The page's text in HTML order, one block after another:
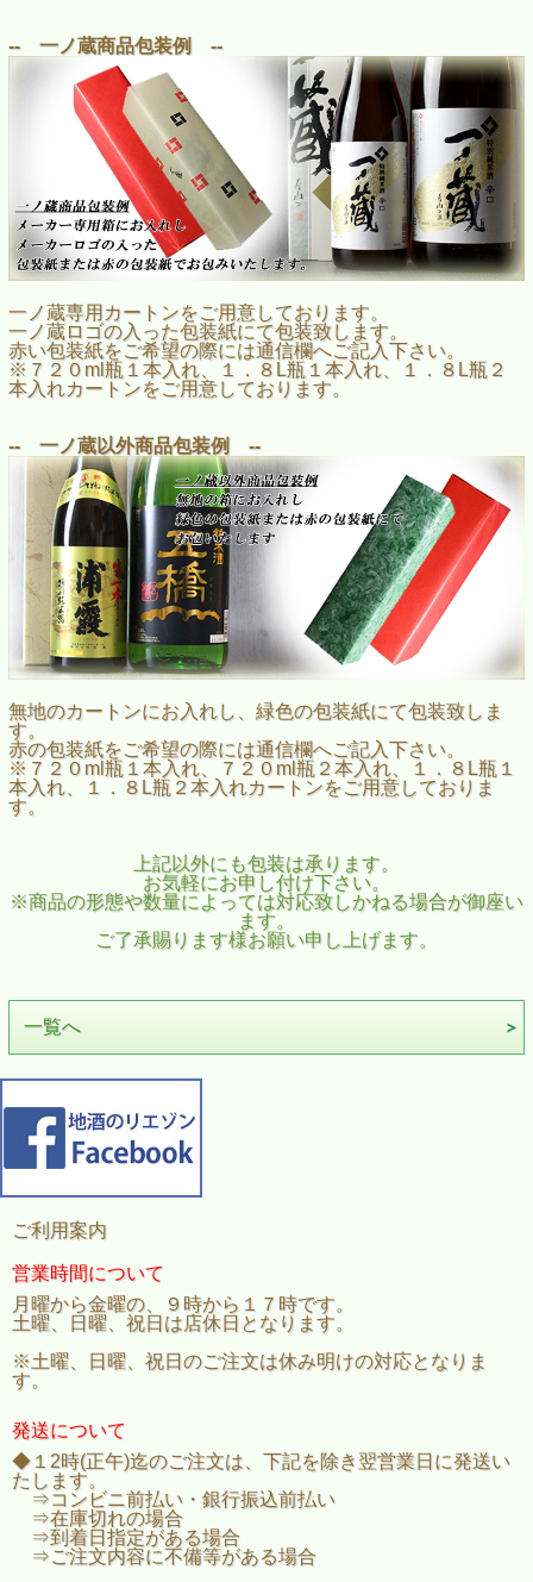
-- 一ノ蔵商品包装例 --
一ノ蔵専用カートンをご用意しております。
一ノ蔵ロゴの入った包装紙にて包装致します。
赤い包装紙をご希望の際には通信欄へご記入下さい。
※７２０ml瓶１本入れ、１．８L瓶１本入れ、１．８L瓶２
本入れカートンをご用意しております。
-- 一ノ蔵以外商品包装例 --
無地のカートンにお入れし、緑色の包装紙にて包装致しま
す。
赤の包装紙をご希望の際には通信欄へご記入下さい。
※７２０ml瓶１本入れ、７２０ml瓶２本入れ、１．８L瓶１
本入れ、１．８L瓶２本入れカートンをご用意しておりま
す。
上記以外にも包装は承ります。
お気軽にお申し付け下さい。
※商品の形態や数量によっては対応致しかねる場合が御座い
ます。
ご了承賜ります様お願い申し上げます。
一覧へ
ご利用案内
営業時間について
月曜から金曜の、９時から１７時です。
土曜、日曜、祝日は店休日となります。
※土曜、日曜、祝日のご注文は休み明けの対応となりま
す。
発送について
◆１2時(正午)迄のご注文は、下記を除き翌営業日に発送い
たします。
⇒コンビニ前払い・銀行振込前払い
⇒在庫切れの場合
⇒到着日指定がある場合
⇒ご注文内容に不備等がある場合